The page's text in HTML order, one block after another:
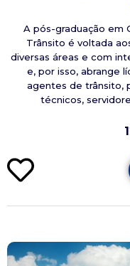
A pós-graduação em
Trânsito é voltada
diversas áreas e com
e, por isso, abrange
agentes de trânsito,
técnicos,